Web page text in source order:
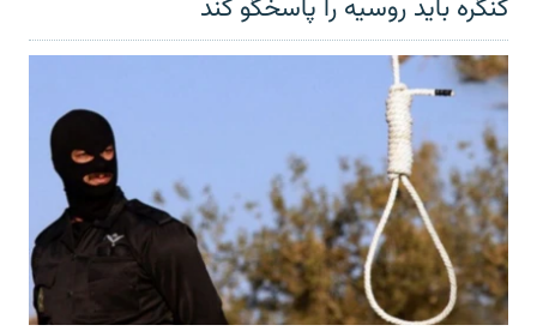
کنگره باید روسیه را پاسخگو کند